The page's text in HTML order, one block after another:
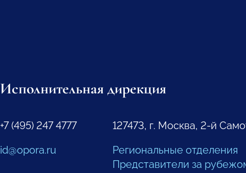
Исполнительная дирекция
+7 (495) 247 4777
id@opora.ru
127473, г. Москва, 2-й
Региональные отделения
Представители за